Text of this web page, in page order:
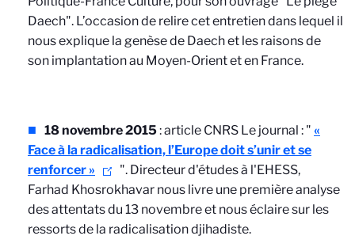
Daech". L’occasion de relire cet entretien dans lequel il
nous explique la genèse de Daech et les raisons de
son implantation au Moyen-Orient et en France.
18 novembre 2015: article CNRS Le journal : " «
Face à la radicalisation, l’Europe doit s’unir et se
renforcer »
". Directeur d'études à l'EHESS,
Farhad Khosrokhavar nous livre une première analyse
des attentats du 13 novembre et nous éclaire sur les
ressorts de la radicalisation djihadiste.